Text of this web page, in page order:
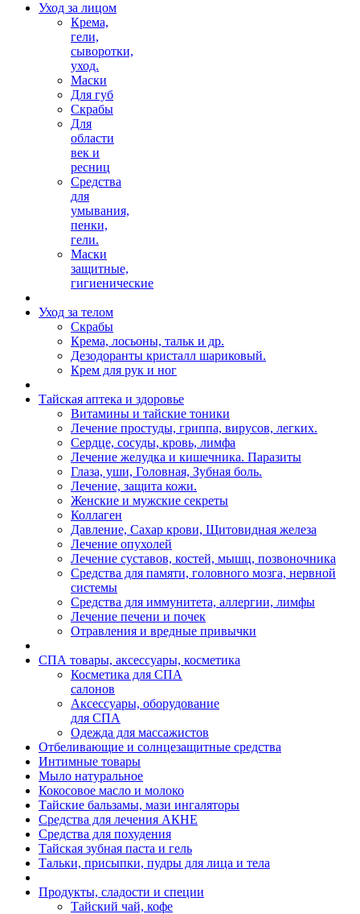
Уход за лицом
Крема,
гели,
сыворотки,
уход.
Маски
Для губ
Скрабы
Для
области
век и
ресниц
Средства
для
умывания,
пенки,
гели.
Маски
защитные,
гигиенические
Уход за телом
Скрабы
Крема, лосьоны, тальк и др.
Дезодоранты кристалл шариковый.
Крем для рук и ног
Тайская аптека и здоровье
Витамины и тайские тоники
Лечение простуды, гриппа, вирусов, легких.
Сердце, сосуды, кровь, лимфа
Лечение желудка и кишечника. Паразиты
Глаза, уши, Головная, Зубная боль.
Лечение, защита кожи.
Женские и мужские секреты
Коллаген
Давление, Сахар крови, Щитовидная железа
Лечение опухолей
Лечение суставов, костей, мышц, позвоночника
Средства для памяти, головного мозга, нервной
системы
Средства для иммунитета, аллергии, лимфы
Лечение печени и почек
Отравления и вредные привычки
СПА товары, аксессуары, косметика
Косметика для СПА
салонов
Аксессуары, оборудование
для СПА
Одежда для массажистов
Отбеливающие и солнцезащитные средства
Интимные товары
Мыло натуральное
Кокосовое масло и молоко
Тайские бальзамы, мази ингаляторы
Средства для лечения АКНЕ
Средства для похудения
Тайская зубная паста и гель
Тальки, присыпки, пудры для лица и тела
Продукты, сладости и специи
Тайский чай, кофе